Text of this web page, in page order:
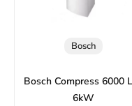
Bosch
Bosch Compress 6000
6kW